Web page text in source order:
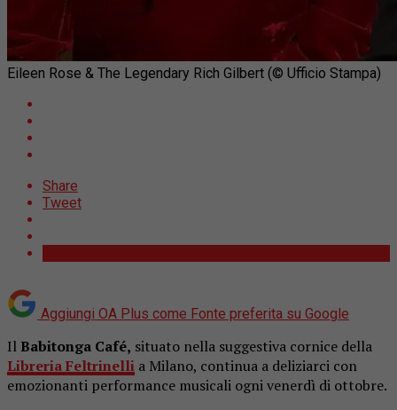
Eileen Rose & The Legendary Rich Gilbert (© Ufficio Stampa)
Share
Tweet
Aggiungi OA Plus come Fonte preferita su Google
Il Babitonga Café, situato nella suggestiva cornice della
Libreria Feltrinelli a Milano, continua a deliziarci con
emozionanti performance musicali ogni venerdì di ottobre.